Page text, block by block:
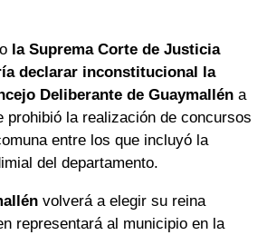
la Suprema Corte de Justicia
declarar inconstitucional la
Deliberante de Guaymallén a
prohibió la realización de concursos
entre los que incluyó la
del departamento.
volverá a elegir su reina
representará al municipio en la